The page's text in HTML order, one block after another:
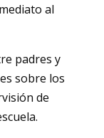
al
padres y
sobre los
de